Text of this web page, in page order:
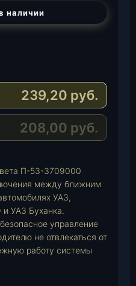
наличии
239,20 руб.
208,00 руб.
П-53-3709000
между ближним
УАЗ,
УАЗ Буханка.
управление
не отвлекаться от
работу системы